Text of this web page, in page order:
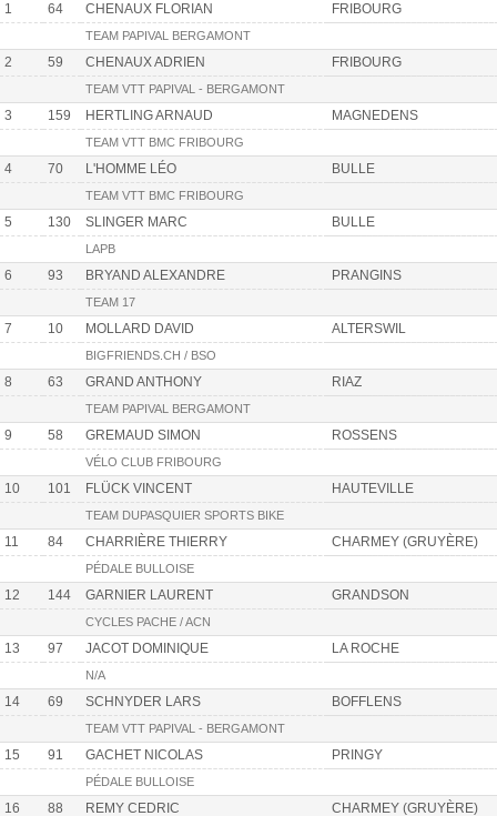
1 64 CHENAUX FLORIAN FRIBOURG
TEAM PAPIVAL BERGAMONT
2 59 CHENAUX ADRIEN FRIBOURG
TEAM VTT PAPIVAL - BERGAMONT
3 159 HERTLING ARNAUD MAGNEDENS
TEAM VTT BMC FRIBOURG
4 70 L'HOMME LÉO BULLE
TEAM VTT BMC FRIBOURG
5 130 SLINGER MARC BULLE
LAPB
6 93 BRYAND ALEXANDRE PRANGINS
TEAM 17
7 10 MOLLARD DAVID ALTERSWIL
BIGFRIENDS.CH / BSO
8 63 GRAND ANTHONY RIAZ
TEAM PAPIVAL BERGAMONT
9 58 GREMAUD SIMON ROSSENS
VÉLO CLUB FRIBOURG
10 101 FLÜCK VINCENT HAUTEVILLE
TEAM DUPASQUIER SPORTS BIKE
11 84 CHARRIÈRE THIERRY CHARMEY (GRUYÈRE)
PÉDALE BULLOISE
12 144 GARNIER LAURENT GRANDSON
CYCLES PACHE / ACN
13 97 JACOT DOMINIQUE LA ROCHE
N/A
14 69 SCHNYDER LARS BOFFLENS
TEAM VTT PAPIVAL - BERGAMONT
15 91 GACHET NICOLAS PRINGY
PÉDALE BULLOISE
16 88 REMY CEDRIC CHARMEY (GRUYÈRE)